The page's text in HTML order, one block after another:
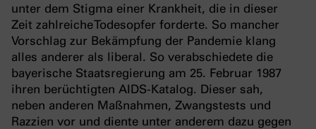
unter dem Stigma einer Krankheit, die in dieser
Zeit zahlreiche Todesopfer forderte. So mancher
Vorschlag zur Bekämpfung der Pandemie klang
alles anderer als liberal. So verabschiedete die
bayerische Staatsregierung am 25. Februar 1987
ihren berüchtigten AIDS-Katalog. Dieser sah,
neben anderen Maßnahmen, Zwangstests und
Razzien vor und diente unter anderem dazu gegen